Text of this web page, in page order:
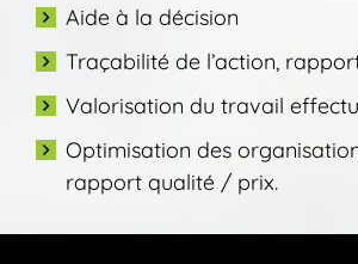
Aide à la décision
Traçabilité de l’action,
Valorisation du travail
Optimisation des
rapport qualité / prix.